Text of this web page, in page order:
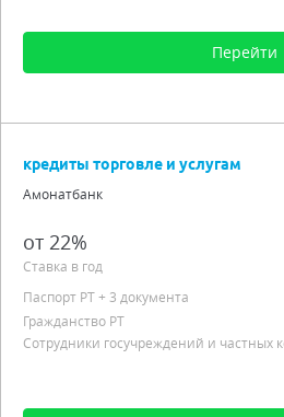
Перейти
Процентная ставка от 22,00%
Аннуитетные платежи
Льготный период
Подробно
кредиты торговле и услугам
Амонатбанк
от 22%
Ставка в год
Паспорт РT+ 3 документа
Гражданство РТ
Сотрудники госучреждений и